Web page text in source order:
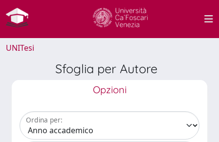
UNITesi
Sfoglia per Autore
Opzioni
Ordina per: